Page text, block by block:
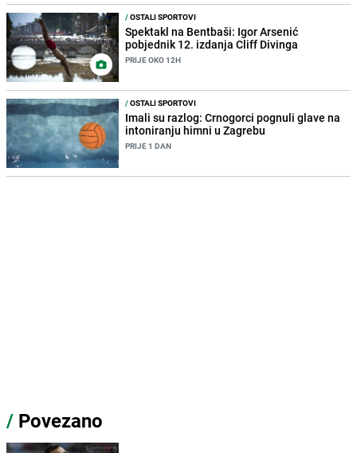
/OSTALI SPORTOVI
Spektakl na Bentbaši: Igor Arsenić
pobjednik 12. izdanja Cliff Divinga
PRIJE OKO 12H
/OSTALI SPORTOVI
Imali su razlog: Crnogorci pognuli glave na
intoniranju himni u Zagrebu
PRIJE 1 DAN
/ Povezano